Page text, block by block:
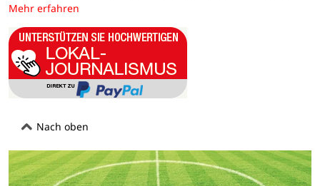
Mehr erfahren
Nach oben